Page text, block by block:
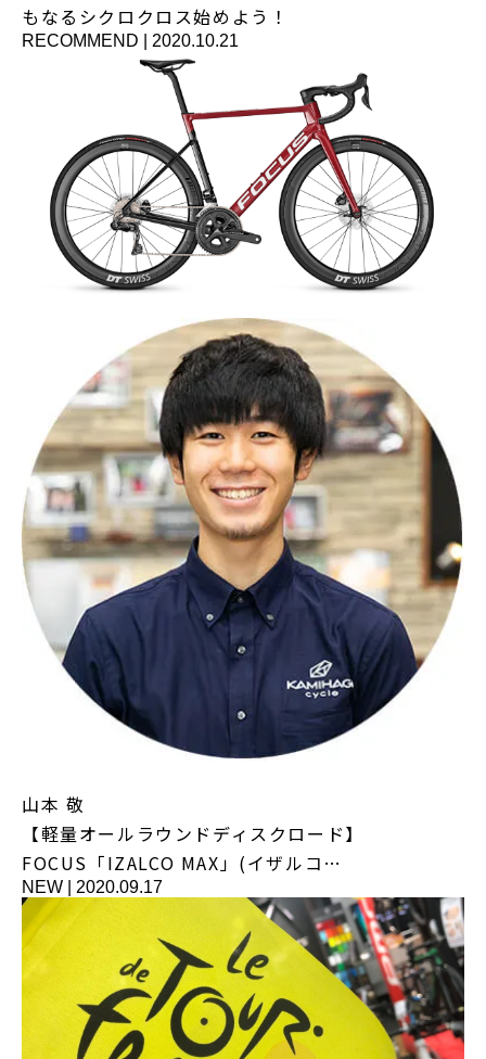
もなるシクロクロス始めよう！
RECOMMEND 2020.10.21
山本 敬
【軽量オールラウンドディスクロード】
FOCUS「IZALCO MAX」(イザルコ…
NEW 2020.09.17